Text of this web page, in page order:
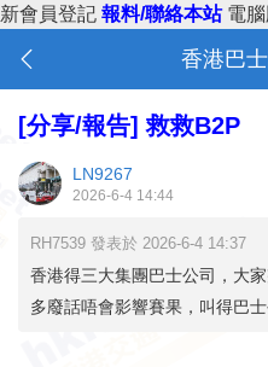
新會員登記 報料/聯絡本站 電腦
香港巴
[分享/報告] 救救B2P
LN9267
2026-6-4 14:44
RH7539 發表於 2026-6-4 14:37
香港得三大集團巴士公司，大
多廢話唔會影響賽果，叫得巴士